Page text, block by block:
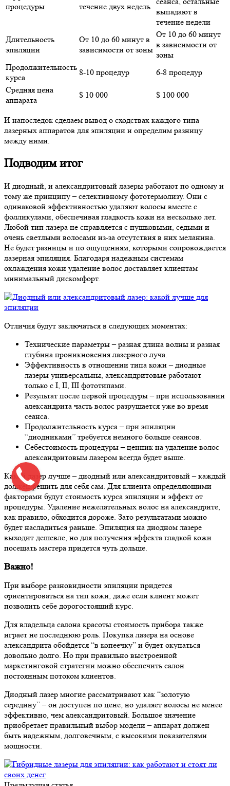
процедуры
течение двух недель
выпадают в
течение недели
Длительность
эпиляции
От 10 до 60 минут в
зависимости от зоны
От 10 до 60 минут
в зависимости от
зоны
Продолжительность
курса
8-10 процедур
6-8 процедур
Средняя цена
аппарата
$ 10 000 $ 100 000
И напоследок сделаем вывод о сходствах каждого типа
лазерных аппаратов для эпиляции и определим разницу
между ними.
Подводим итог
И диодный, и александритовый лазеры работают по одному и
тому же принципу – селективному фототермолизу. Они с
одинаковой эффективностью удаляют волосы вместе с
фолликулами, обеспечивая гладкость кожи на несколько лет.
Любой тип лазера не справляется с пушковыми, седыми и
очень светлыми волосами из-за отсутствия в них меланина.
Не будет разницы и по ощущениям, которыми сопровождается
лазерная эпиляция. Благодаря надежным системам
охлаждения кожи удаление волос доставляет клиентам
минимальный дискомфорт.
Отличия будут заключаться в следующих моментах:
Технические параметры – разная длина волны и разная
глубина проникновения лазерного луча.
Эффективность в отношении типа кожи – диодные
лазеры универсальны, александритовые работают
только с I, II, III фототипами.
Результат после первой процедуры – при использовании
александрита часть волос разрушается уже во время
сеанса.
Продолжительность курса – при эпиляции
“диодниками” требуется немного больше сеансов.
Себестоимость процедуры – ценник на удаление волос
александритовым лазером всегда будет выше.
Какой лазер лучше – диодный или александритовый – каждый
должен решить для себя сам. Для клиента определяющими
факторами будут стоимость курса эпиляции и эффект от
процедуры. Удаление нежелательных волос на александрите,
как правило, обходится дороже. Зато результатами можно
будет насладиться раньше. Эпиляция на диодном лазере
выходит дешевле, но для получения эффекта гладкой кожи
посещать мастера придется чуть дольше.
Важно!
При выборе разновидности эпиляции придется
ориентироваться на тип кожи, даже если клиент может
позволить себе дорогостоящий курс.
Для владельца салона красоты стоимость прибора также
играет не последнюю роль. Покупка лазера на основе
александрита обойдется “в копеечку” и будет окупаться
довольно долго. Но при правильно выстроенной
маркетинговой стратегии можно обеспечить салон
постоянным потоком клиентов.
Диодный лазер многие рассматривают как “золотую
середину” – он доступен по цене, но удаляет волосы не менее
эффективно, чем александритовый. Большое значение
приобретает правильный выбор модели – аппарат должен
быть надежным, долговечным, с высокими показателями
мощности.